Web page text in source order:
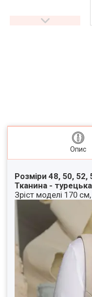
Опис
Розміри 48, 50, 52,
Тканина -
Зріст моделі 170